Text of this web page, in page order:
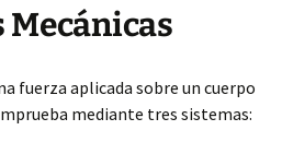
Mecánicas
fuerza aplicada sobre un cuerpo
mediante tres sistemas: